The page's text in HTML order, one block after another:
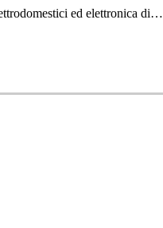
ed elettronica di…